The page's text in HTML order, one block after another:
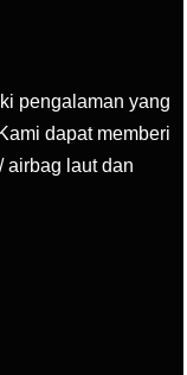
pengalaman yang
dapat memberi
airbag laut dan